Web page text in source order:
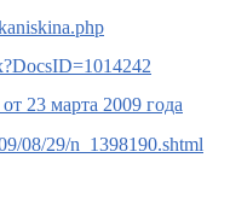
23 марта 2009 года
08/29/n_1398190.shtml